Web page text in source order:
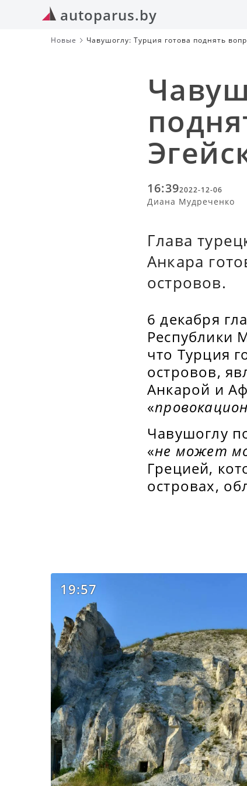
autoparus.by
Новые Чавушоглу: Турция готова поднять
16:392022-12-06
Диана Мудреченко
Глава
Анкара
островов.
6 декабря
Республики
что Турция
островов,
Анкарой и
«
Чавушоглу
«не может
Грецией,
островах,
19:57